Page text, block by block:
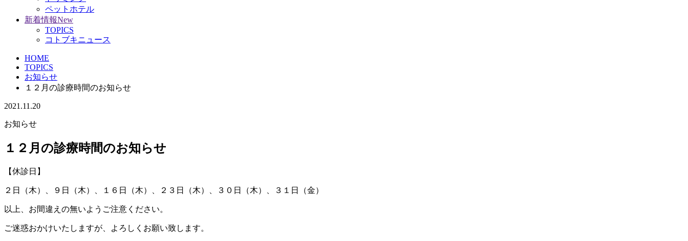
ペットホテル
新着情報New
TOPICS
コトブキニュース
HOME
TOPICS
お知らせ
１２月の診療時間のお知らせ
2021.11.20
お知らせ
１２月の診療時間のお知らせ
【休診日】
２日（木）、９日（木）、１６日（木）、２３日（木）、３０日（木）、３１日（金）
以上、お間違えの無いようご注意ください。
ご迷惑おかけいたしますが、よろしくお願い致します。